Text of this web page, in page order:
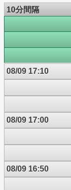
10分間隔
08/09 17:10
08/09 17:00
08/09 16:50